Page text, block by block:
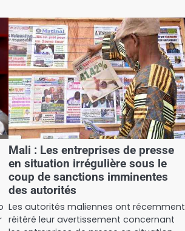
Mali : Les entreprises de presse
en situation irrégulière sous le
coup de sanctions imminentes
des autorités
Les autorités maliennes ont récemment
réitéré leur avertissement concernant